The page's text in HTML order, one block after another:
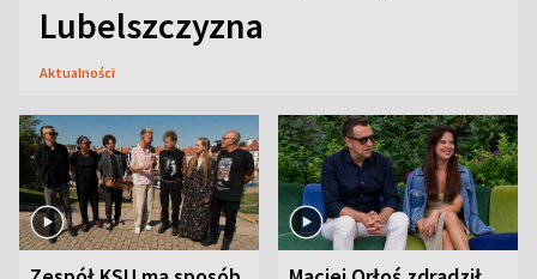
Lubelszczyzna
Aktualności